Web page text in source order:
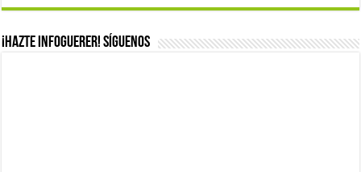
¡Hazte infoguerer! Síguenos